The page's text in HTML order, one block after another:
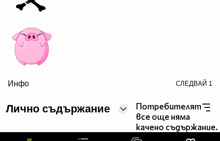
Инфо СЛЕДВАЙ 1
Лично съдържание
Потребителят
все още няма
качено съдържание.